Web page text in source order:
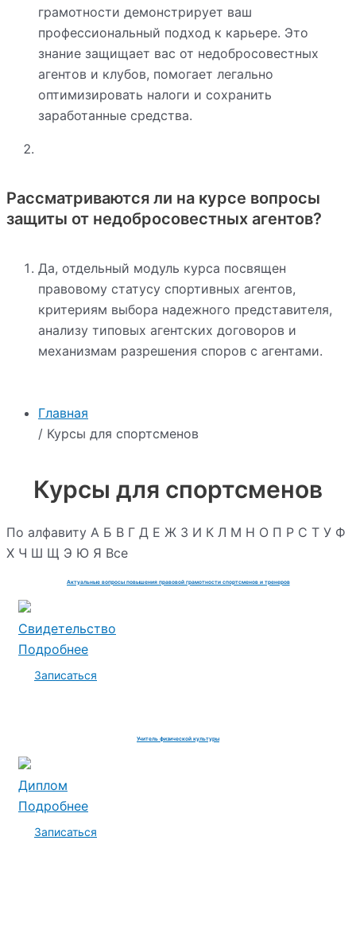
Главная
/ Курсы для спортсменов
Курсы для спортсменов
По алфавиту А Б В Г Д Е Ж З И К Л М Н О П Р С Т У Ф
Х Ч Ш Щ Э Ю Я Все
Актуальные вопросы повышения правовой грамотности спортсменов и тренеров
Свидетельство
Подробнее
Записаться
Учитель физической культуры
Диплом
Подробнее
Записаться
грамотности демонстрирует ваш
профессиональный подход к карьере. Это
знание защищает вас от недобросовестных
агентов и клубов, помогает легально
оптимизировать налоги и сохранить
заработанные средства.
Рассматриваются ли на курсе вопросы
защиты от недобросовестных агентов?
Да, отдельный модуль курса посвящен
правовому статусу спортивных агентов,
критериям выбора надежного представителя,
анализу типовых агентских договоров и
механизмам разрешения споров с агентами.